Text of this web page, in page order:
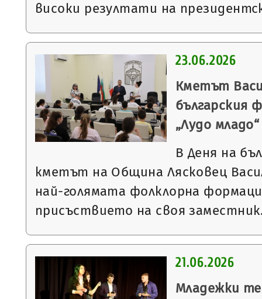
високи резултати на
23.06.2026
Кметът
българския
„Лудо младо“
В Деня на
кметът на Община Лясковец
най-голямата фолклорна
присъствието на своя
21.06.2026
Младежки